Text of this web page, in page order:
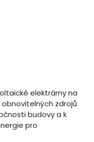
elektrárny na
zdrojů
budovy a k
pro